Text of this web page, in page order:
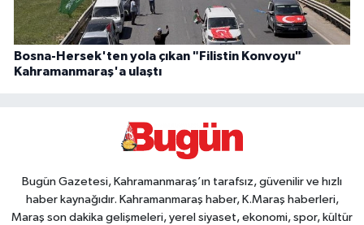
Bosna-Hersek'ten yola çıkan "Filistin Konvoyu"
Kahramanmaraş'a ulaştı
Bugün Gazetesi, Kahramanmaraş’ın tarafsız, güvenilir ve hızlı
haber kaynağıdır. Kahramanmaraş haber, K.Maraş haberleri,
Maraş son dakika gelişmeleri, yerel siyaset, ekonomi, spor, kültür